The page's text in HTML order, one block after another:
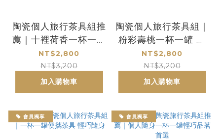
陶瓷個人旅行茶具組推
薦｜十裡荷香一杯一罐
輕巧便攜品茗首選
NT$2,800
NT$3,200
加入購物車
陶瓷個人旅行茶具組｜
粉彩壽桃一杯一罐 便
攜式品茗套裝
NT$2,800
NT$3,200
加入購物車
會員獨享 會員獨享